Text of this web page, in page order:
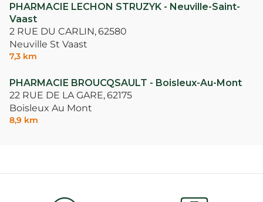
PHARMACIE LECHON STRUZYK - Neuville-Saint-
Vaast
2 RUE DU CARLIN,62580
Neuville St Vaast
7,3 km
PHARMACIE BROUCQSAULT - Boisleux-Au-Mont
22 RUE DE LA GARE,62175
Boisleux Au Mont
8,9 km